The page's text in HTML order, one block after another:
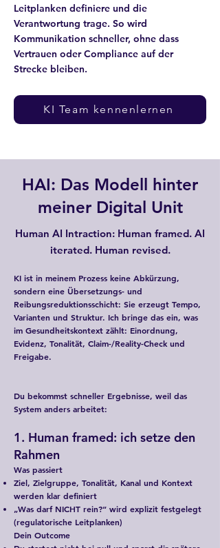
Leitplanken definiere und die
Verantwortung trage. So wird
Kommunikation schneller, ohne dass
Vertrauen oder Compliance auf der
Strecke bleiben.
KI Team kennenlernen
HAI: Das Modell hinter
meiner Digital Unit
Human AI Intraction: Human framed. AI
iterated. Human revised.
KI ist in meinem Prozess keine Abkürzung,
sondern eine Übersetzungs- und
Reibungsreduktionsschicht: Sie erzeugt Tempo,
Varianten und Struktur. Ich bringe das ein, was
im Gesundheitskontext zählt: Einordnung,
Evidenz, Tonalität, Claim-/Reality-Check und
Freigabe.​
Du bekommst schneller Ergebnisse, weil das
System anders arbeitet:
1. Human framed: ich setze den
Rahmen
Was passiert
Ziel, Zielgruppe, Tonalität, Kanal und Kontext
werden klar definiert
„Was darf NICHT rein?“ wird explizit festgelegt
(regulatorische Leitplanken)
Dein Outcome